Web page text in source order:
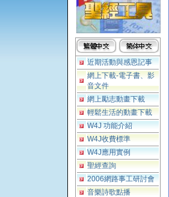
近期活動與感恩記事
網上下載-電子書、影
音文件
網上勵志動畫下載
輕鬆生活的動畫下載
W4J 功能介紹
W4J收費標準
W4J應用實例
聖經查詢
2006網路事工研討會
音樂詩歌點播